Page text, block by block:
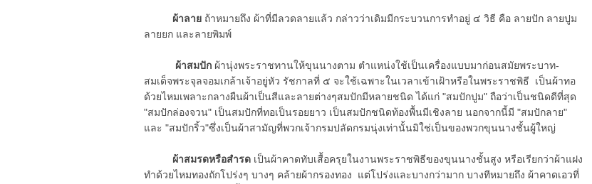
ผ้าลาย ถ้าหมายถึง ผ้าที่มีลวดลายแล้ว กล่าวว่าเดิมมีกระบวนการทำอยู่ ๔ วิธี คือ ลายปัก ลายปูม
ลายยก และลายพิมพ์
ผ้าสมปัก ผ้านุ่งพระราชทานให้ขุนนางตาม ตำแหน่งใช้เป็นเครื่องแบบมาก่อนสมัยพระบาท-
สมเด็จพระจุลจอมเกล้าเจ้าอยู่หัว รัชกาลที่ ๕ จะใช้เฉพาะในเวลาเข้าเฝ้าหรือในพระราชพิธี เป็นผ้าทอ
ด้วยไหมเพลาะกลางผืนผ้าเป็นสีและลายต่างๆสมปักมีหลายชนิด ได้แก่ "สมปักปูม" ถือว่าเป็นชนิดดีที่สุด
"สมปักล่องจวน" เป็นสมปักที่ทอเป็นรอยยาว เป็นสมปักชนิดท้องพื้นมีเชิงลาย นอกจากนี้มี "สมปักลาย"
และ "สมปักริ้ว"ซึ่งเป็นผ้าสามัญที่พวกเจ้ากรมปลัดกรมนุ่งเท่านั้นมิใช่เป็นของพวกขุนนางชั้นผู้ใหญ่
ผ้าสมรดหรือสำรด เป็นผ้าคาดทับเสื้อครุยในงานพระราชพิธีของขุนนางชั้นสูง หรือเรียกว่าผ้าแฝง
ทำด้วยไหมทองถักโปร่งๆ บางๆ คล้ายผ้ากรองทอง แต่โปร่งและบางกว่ามาก บางทีหมายถึง ผ้าคาดเอวที่